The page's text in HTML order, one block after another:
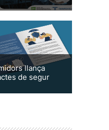
llança
de segur